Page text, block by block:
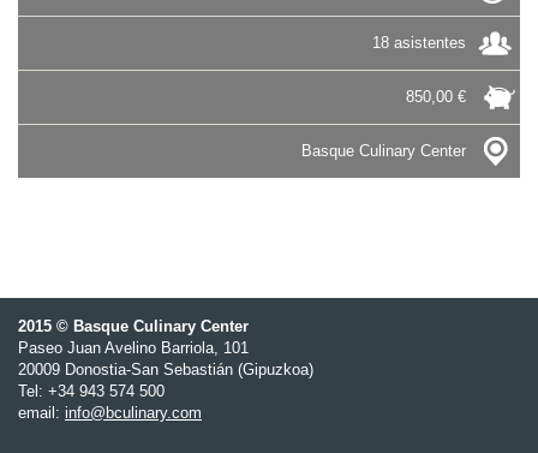
18 asistentes
850,00 €
Basque Culinary Center
2015 © Basque Culinary Center
Paseo Juan Avelino Barriola, 101
20009 Donostia-San Sebastián (Gipuzkoa)
Tel: +34 943 574 500
email: info@bculinary.com